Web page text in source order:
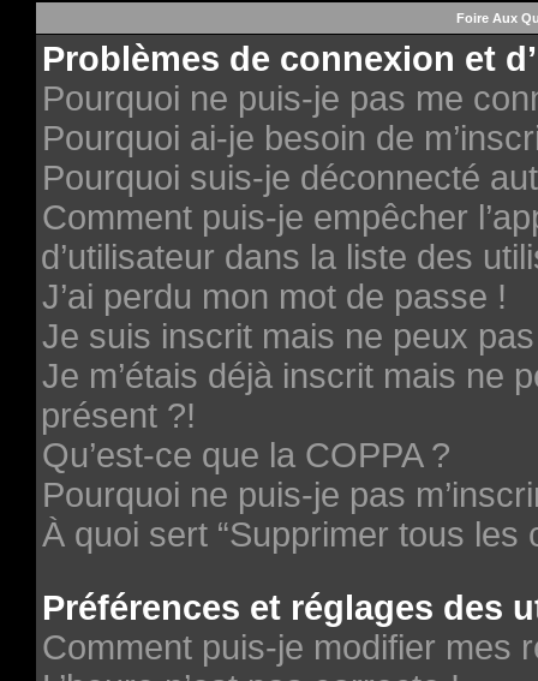
Foire Aux
Problèmes de connexion et
Pourquoi ne puis-je pas me
Pourquoi ai-je besoin de
Pourquoi suis-je déconnecté
Comment puis-je empêcher
d’utilisateur dans la liste des
J’ai perdu mon mot de passe !
Je suis inscrit mais ne peux
Je m’étais déjà inscrit mais ne
présent ?!
Qu’est-ce que la COPPA ?
Pourquoi ne puis-je pas
À quoi sert “Supprimer tous les
Préférences et réglages des
Comment puis-je modifier mes